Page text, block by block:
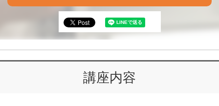
講座内容